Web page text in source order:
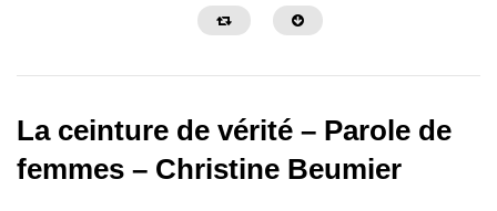
La ceinture de vérité – Parole de
femmes – Christine Beumier